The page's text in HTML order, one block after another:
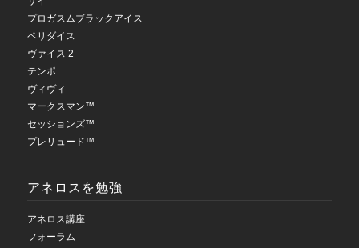
プロガスムブラックアイス
ペリダイス
ヴァイス 2
テンポ
ヴィヴィ
マークスマン™
セッションズ™
プレリュード™
アネロスを勉強
アネロス講座
フォーラム